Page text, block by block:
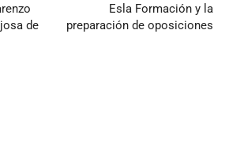
de
Esla Formación y la
preparación de oposiciones